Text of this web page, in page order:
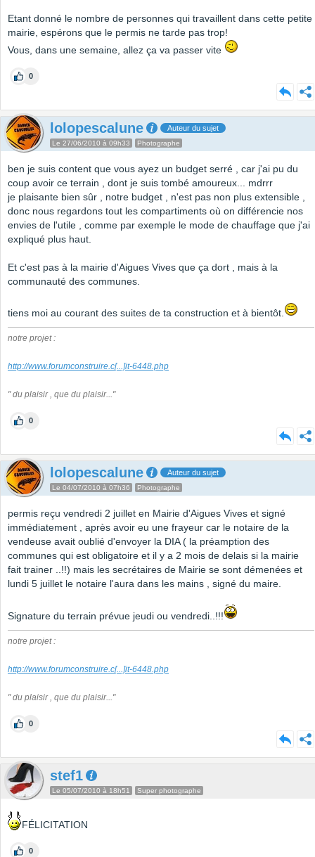
Etant donné le nombre de personnes qui travaillent dans cette petite
mairie, espérons que le permis ne tarde pas trop!
Vous, dans une semaine, allez ça va passer vite
0
lolopescalune Auteur du sujet
Le 27/06/2010 à 09h33 Photographe
ben je suis content que vous ayez un budget serré , car j'ai pu du
coup avoir ce terrain , dont je suis tombé amoureux... mdrrr
je plaisante bien sûr , notre budget , n'est pas non plus extensible ,
donc nous regardons tout les compartiments où on différencie nos
envies de l'utile , comme par exemple le mode de chauffage que j'ai
expliqué plus haut.
Et c'est pas à la mairie d'Aigues Vives que ça dort , mais à la
communauté des communes.
tiens moi au courant des suites de ta construction et à bientôt.
notre projet :
http://www.forumconstruire.c[...]it-6448.php
" du plaisir , que du plaisir..."
0
lolopescalune Auteur du sujet
Le 04/07/2010 à 07h36 Photographe
permis reçu vendredi 2 juillet en Mairie d'Aigues Vives et signé
immédiatement , après avoir eu une frayeur car le notaire de la
vendeuse avait oublié d'envoyer la DIA ( la préamption des
communes qui est obligatoire et il y a 2 mois de delais si la mairie
fait trainer ..!!) mais les secrétaires de Mairie se sont démenées et
lundi 5 juillet le notaire l'aura dans les mains , signé du maire.
Signature du terrain prévue jeudi ou vendredi..!!!
notre projet :
http://www.forumconstruire.c[...]it-6448.php
" du plaisir , que du plaisir..."
0
stef1
Le 05/07/2010 à 18h51 Super photographe
FÉLICITATION
0